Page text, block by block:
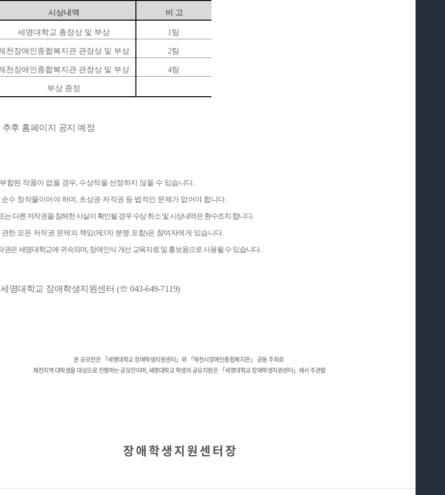
시상내역 비 고
세명대학교 총장상 및 부상 1팀
천장애인종합복지관 관장상 및 부상 2팀
천장애인종합복지관 관장상 및 부상 4팀
부상 증정
후 홈페이지 공지 예정
합된 작품이 없을 경우, 수상작을 선정하지 않을 수 있습니다.
수 창작물이어야 하며 , 초상권·저작권 등 법적인 문제가 없어야 합니다.
는 다른 저작권을 침해한 사실이 확인될 경우 수상 취소 및 시상내역은 환수조치 합니다.
한 모든 저작권 문제의 책임(제3자 분쟁 포함)은 참여자에게 있습니다.
권은 세명대학교에 귀속되며,장애인식 개선 교육자료 및 홍보용으로 사용될 수 있습니다.
대학교 장애학생지원센터 (☏ 043-649-7119)
본 공모전은 「세명대학교 장애학생지원센터」와 「제천시장애인종합복지관」 공동 주최로
제천지역 대학생을 대상으로 진행하는 공모전이며,세명대학교 학생의 공모지원은 「세명대학교 장애학생지원센터」에서 주관함
장 애 학 생 지 원 센 터 장